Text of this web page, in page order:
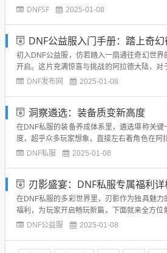
迫不及待要踏入这片未知的全新冒险领域。刚
DNFSF 2025-01-08
DNF公益服入门手册：踏上奇
初入DNF公益服，仿若踏入一扇通往奇幻世
开启。这片充满惊喜与挑战的阿拉德大陆，
只要手握这份指南，便能迈出坚实又自信的第
DNF发布网 2025-01-08
洞察遴选：装备质变新高度
在DNF私服的装备养成体系里，遴选堪称关
度，超乎众多玩家想象，直接左右着角色在阿
器遴选，这一环节能为武器注入全新活力。原
DNF私服 2025-01-08
刃影盛宴：DNF私服专属福利详
在DNF私服的多彩世界里，刃影作为独具魅
福利，为玩家开启畅玩新篇。下面就来全方
刃影玩家快速崛起。升级助力福利：刃影初
DNF公益服 2025-01-08